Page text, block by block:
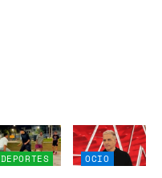
DEPORTES OCIO